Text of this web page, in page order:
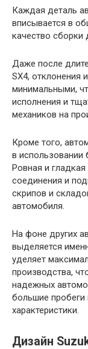
Каждая деталь
вписывается в
качество сборки
Даже после
SX4, отклонения
минимальными,
исполнения и
механиков на
Кроме того,
в использовании
Ровная и
соединения и
скрипов и
автомобиля.
На фоне других
выделяется
уделяет
производства,
надежных
большие пробеги
характеристики.
Дизайн